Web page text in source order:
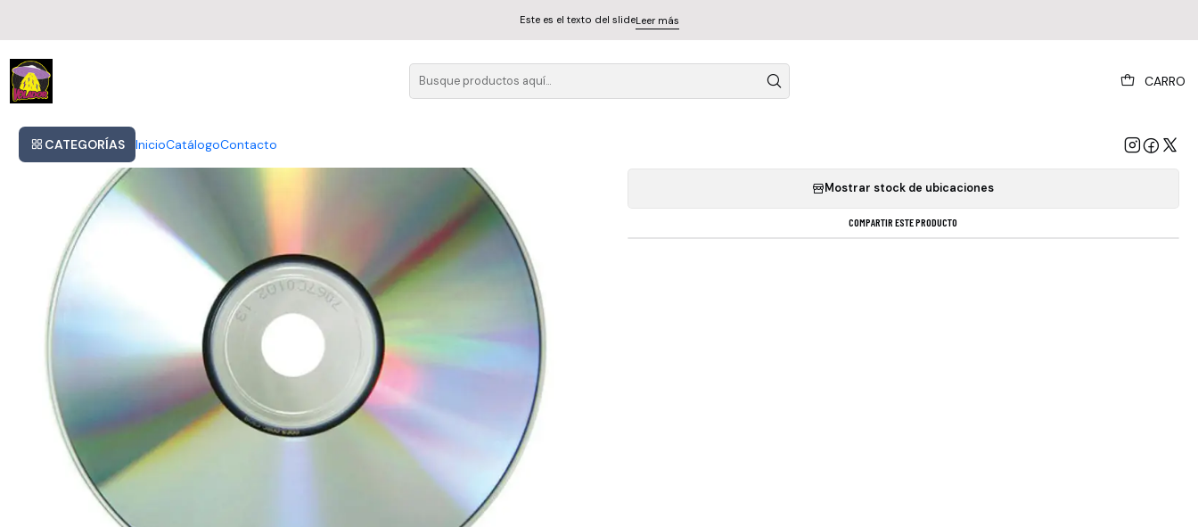
CARRO
CATEGORÍAS InicioCatálogoContacto
Este es el texto del slideLeer más
The Cure Faith Cd Nuevo Importado Original
Mostrar stock de ubicaciones
COMPARTIR ESTE PRODUCTO